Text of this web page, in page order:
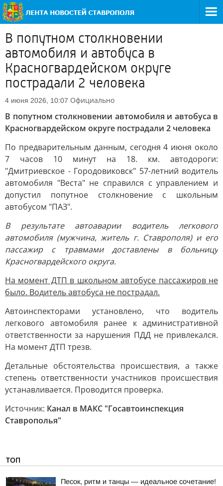
В попутном столкновении
автомобиля и автобуса в
Красногвардейском округе
пострадали 2 человека
4 июня 2026, 10:07 Официально
В попутном столкновении автомобиля и автобуса в
Красногвардейском округе пострадали 2 человека
По предварительным данным, сегодня 4 июня около
7 часов 10 минут на 18. км. автодороги:
"Дмитриевское - Городовиковск" 57-летний водитель
автомобиля "Веста" не справился с управлением и
допустил попутное столкновение с школьным
автобусом "ПАЗ".
В результате автоаварии водитель легкового
автомобиля (мужчина, житель г. Ставрополя) и его
пассажир с травмами доставлены в больницу
Красногвардейского округа.
На момент ДТП в школьном автобусе пассажиров не
было. Водитель автобуса не пострадал.
Автоинспекторами установлено, что водитель
легкового автомобиля ранее к административной
ответственности за нарушения ПДД не привлекался.
На момент ДТП трезв.
Детальные обстоятельства происшествия, а также
степень ответственности участников происшествия
устанавливается. Проводится проверка.
Источник: Канал в МАКС "Госавтоинспекция
Ставрополья"
ТОП
Песок, ритм и танцы — идеальное сочетание!